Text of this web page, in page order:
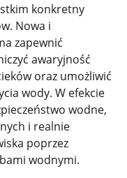
konkretny
Nowa i
zapewnić
awaryjność
oraz umożliwić
wody. W efekcie
wodne,
i realnie
poprzez
wodnymi.